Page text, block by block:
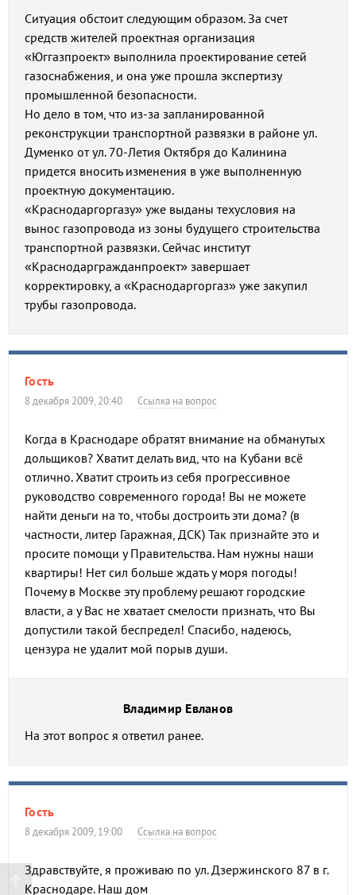
Ситуация обстоит следующим образом. За счет
средств жителей проектная организация
«Юггазпроект» выполнила проектирование сетей
газоснабжения, и она уже прошла экспертизу
промышленной безопасности.
Но дело в том, что из-за запланированной
реконструкции транспортной развязки в районе ул.
Думенко от ул. 70-Летия Октября до Калинина
придется вносить изменения в уже выполненную
проектную документацию.
«Краснодаргоргазу» уже выданы техусловия на
вынос газопровода из зоны будущего строительства
транспортной развязки. Сейчас институт
«Краснодаргражданпроект» завершает
корректировку, а «Краснодаргоргаз» уже закупил
трубы газопровода.
Гость
8 декабря 2009, 20:40 Ссылка на вопрос
Когда в Краснодаре обратят внимание на обманутых
дольщиков? Хватит делать вид, что на Кубани всё
отлично. Хватит строить из себя прогрессивное
руководство современного города! Вы не можете
найти деньги на то, чтобы достроить эти дома? (в
частности, литер Гаражная, ДСК) Так признайте это и
просите помощи у Правительства. Нам нужны наши
квартиры! Нет сил больше ждать у моря погоды!
Почему в Москве эту проблему решают городские
власти, а у Вас не хватает смелости признать, что Вы
допустили такой беспредел! Спасибо, надеюсь,
цензура не удалит мой порыв души.
Владимир Евланов
На этот вопрос я ответил ранее.
Гость
8 декабря 2009, 19:00 Ссылка на вопрос
Здравствуйте, я проживаю по ул. Дзержинского 87 в г.
Краснодаре. Наш дом